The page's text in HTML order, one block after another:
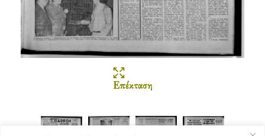
Επέκταση